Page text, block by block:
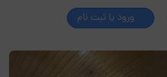
ورود یا ثبت نام